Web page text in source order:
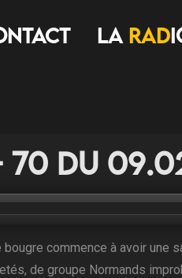
LA RAD
du
commence à avoir une
de groupe Normands